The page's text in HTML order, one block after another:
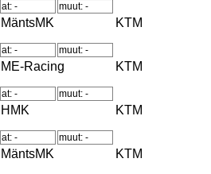
at: - muut: -
MäntsMK KTM
at: - muut: -
ME-Racing KTM
at: - muut: -
HMK KTM
at: - muut: -
MäntsMK KTM